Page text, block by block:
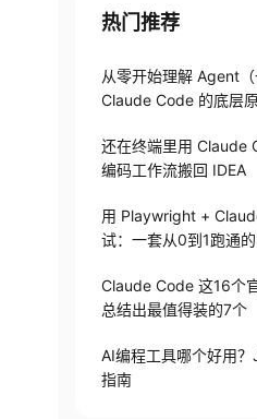
热门推荐
从零开始理解 Agent
Claude Code 的底层
还在终端里用 Claude
编码工作流搬回 IDEA
用 Playwright +
试：一套从0到1跑通
Claude Code 这16个
总结出最值得装的7个
AI编程工具哪个好用
指南